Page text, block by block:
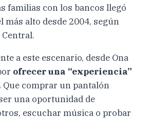
familias con los bancos llegó
más alto desde 2004, según
Central.
a este escenario, desde Ona
ofrecer una “experiencia”
Que comprar un pantalón
una oportunidad de
escuchar música o probar